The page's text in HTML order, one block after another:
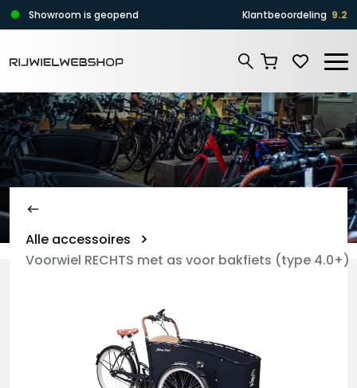
Zoeken
Showroom is geopend Klantbeoordeling 9.2
Alle accessoires
Voorwiel RECHTS met as voor bakfiets (type 4.0+)